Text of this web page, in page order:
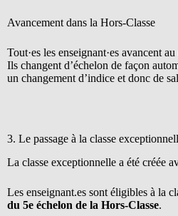
Avancement dans la Hors-Classe
Tout·es les enseignant·es avancent
Ils changent d’échelon de façon
un changement d’indice et donc de
3. Le passage à la classe
La classe exceptionnelle a été créée
Les enseignant.es sont éligibles à la
du 5e échelon de la Hors-Classe.